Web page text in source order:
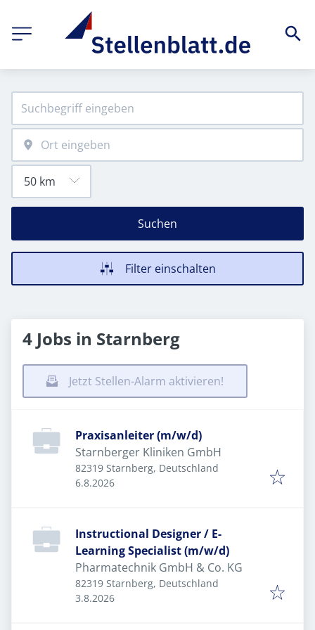
Suchen
Filter einschalten
4 Jobs in Starnberg
Jetzt Stellen-Alarm aktivieren!
Praxisanleiter (m/w/d)
Starnberger Kliniken GmbH
82319 Starnberg, Deutschland
Veröffentlicht
6.8.2026
Instructional Designer / E-
Learning Specialist (m/w/d)
Pharmatechnik GmbH & Co. KG
82319 Starnberg, Deutschland
Veröffentlicht
3.8.2026